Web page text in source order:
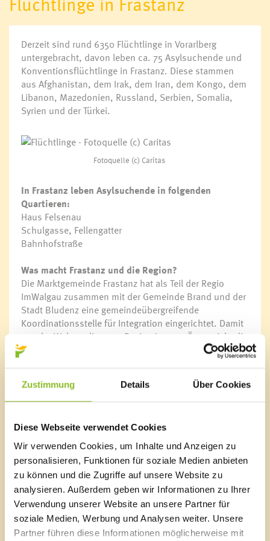
Zustimmung Details Über Cookies
Diese Webseite verwendet Cookies
Wir verwenden Cookies, um Inhalte und Anzeigen zu
personalisieren, Funktionen für soziale Medien anbieten
zu können und die Zugriffe auf unsere Website zu
analysieren. Außerdem geben wir Informationen zu Ihrer
Verwendung unserer Website an unsere Partner für
soziale Medien, Werbung und Analysen weiter. Unsere
Partner führen diese Informationen möglicherweise mit
Kulturtreff
Soziale Nahversorgung
Vorsorgemappe
Krankenpflege
Mobiler Hilfsdienst
Sozialzentrum Frastanz
Essen auf Rädern für Senioren
Wohnen für Jung & Alt
Ärzte & Apotheke
Notdienste
Jugendhaus K9
Liste von Institutionen
Elternberatung
familieplus
Familienlotsinnen
Familienimpulse
Familienhilfe
Familienzuschuss
Tagesbetreuung für Senioren
Seniorenverbindungen
Tagesmütter
Babysitter-Dienst
Blackout
Aktion Heugabel
Allianz in den Alpen
Derzeit sind rund 6350 Flüchtlinge in Vorarlberg
untergebracht, davon leben ca. 75 Asylsuchende und
Konventionsflüchtlinge in Frastanz. Diese stammen
aus Afghanistan, dem Irak, dem Iran, dem Kongo, dem
Libanon, Mazedonien, Russland, Serbien, Somalia,
Syrien und der Türkei.
Fotoquelle (c) Caritas
In Frastanz leben Asylsuchende in folgenden
Quartieren:
Haus Felsenau
Schulgasse, Fellengatter
Bahnhofstraße
Was macht Frastanz und die Region?
Die Marktgemeinde Frastanz hat als Teil der Regio
ImWalgau zusammen mit der Gemeinde Brand und der
Stadt Bludenz eine gemeindeübergreifende
Koordinationsstelle für Integration eingerichtet. Damit
war der Walgau die erste Region in ganz Österreich, die
so eine Stelle für mehrere Gemeinden eingerichtet hat.
Aufgaben der Regionalen Koordinationsstelle für
Integration Bludenz-Walgau:
• Informationsdrehscheibe
• Vernetzung der regionalen Initiativen und Personen
• Projektinitiierung und Projektbegleitung
• Erarbeitung und Umsetzung gemeinsamer, regionaler
sozial- und integrationspolitischer
Ziele und Strategien
Kontakt
Eva-Maria Hochhauser
Tel. 0043 664 8063621 435